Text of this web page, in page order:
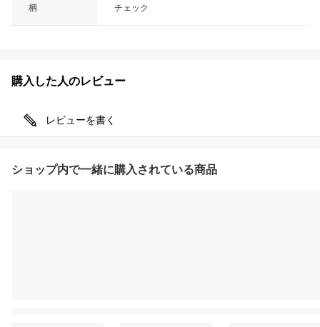
柄 チェック
購入した人のレビュー
レビューを書く
ショップ内で一緒に購入されている商品